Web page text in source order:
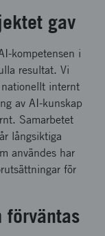
gav
kompetensen i
resultat. Vi
internt
av AI-kunskap
Samarbetet
långsiktiga
användes har
för
förväntas